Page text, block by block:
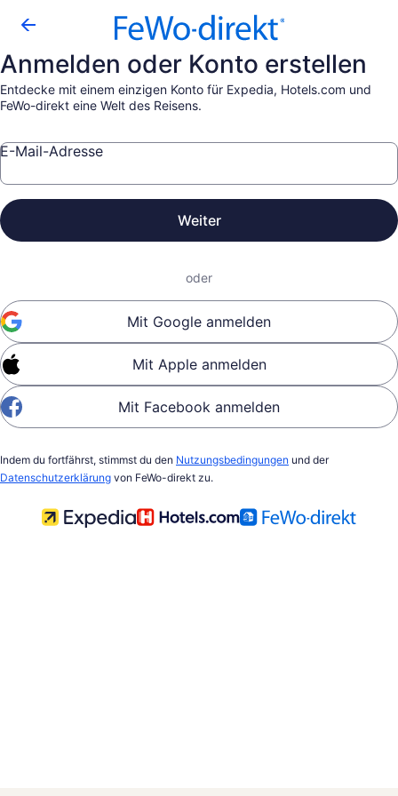
Anmelden oder Konto erstellen
Entdecke mit einem einzigen Konto für Expedia, Hotels.com und
FeWo-direkt eine Welt des Reisens.
E-Mail-Adresse
Weiter
oder
Mit Google anmelden
Mit Apple anmelden
Mit Facebook anmelden
Indem du fortfährst, stimmst du den Nutzungsbedingungen und der
Datenschutzerklärung von FeWo-direkt zu.